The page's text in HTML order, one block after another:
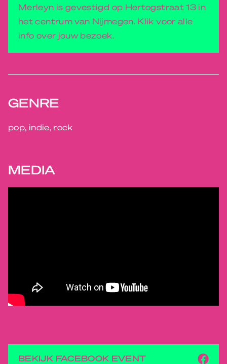
Merleyn is gevestigd op Hertogstraat 13 in
het centrum van Nijmegen. Klik voor alle
info over jouw bezoek.
GENRE
pop, indie, rock
MEDIA
BEKIJK FACEBOOK EVENT